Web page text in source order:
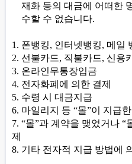
재화 등의 대금에 어떠한
수할 수 없습니다.
1. 폰뱅킹, 인터넷뱅킹, 메일
2. 선불카드, 직불카드, 신용
3. 온라인무통장입금
4. 전자화폐에 의한 결제
5. 수령 시 대금지급
6. 마일리지 등 “몰”이 지급
7. “몰”과 계약을 맺었거나 “
제
8. 기타 전자적 지급 방법에